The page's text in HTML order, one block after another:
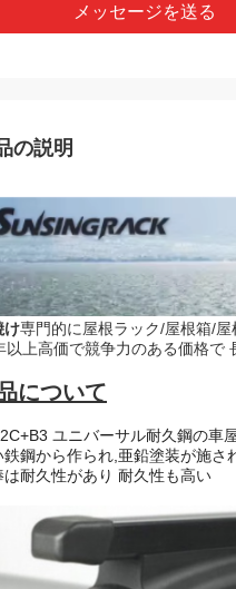
メッセージを送る
の説明
け専門的に屋根ラック/屋根箱/
以上高価で競争力のある価格で
について
ユニバーサル耐久鋼の車
鉄鋼から作られ,亜鉛塗装が施さ
は耐久性があり 耐久性も高い